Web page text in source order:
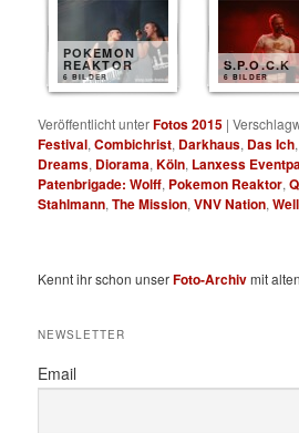
POKEMON
REAKTOR
6 BILDER
S.P.O.C.K
6 BILDER
Veröffentlicht unterFotos 2015 |
Festival,Combichrist, Darkhaus, Das Ich,
Dreams, Diorama,Köln, Lanxess
Patenbrigade: Wolff, Pokemon Reaktor,
Stahlmann,The Mission,VNV Nation,
Kennt ihr schon unserFoto-Archivmit
NEWSLETTER
Email